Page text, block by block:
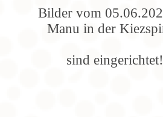
Bilder vom
Manu in der
sind eingerichtet!